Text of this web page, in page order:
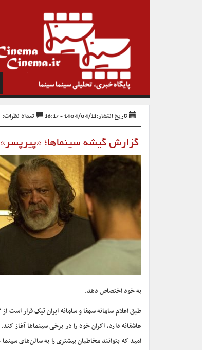
تاریخ انتشار:1404/04/11 - 16:17 تعداد نظرات: ۰ نظر
گزارش گیشه سینماها؛
به خود اختصاص دهد.
عاشقانه دارد، اکران خود را در برخی سینماها آغاز